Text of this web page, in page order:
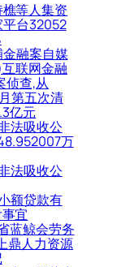
等人集资
台32052
融案自媒
联网金融
侦查,从
第五次清
亿元
法吸收公
万
法吸收公
额贷款有
宜
蓝鲸会劳务
鼎人力资源